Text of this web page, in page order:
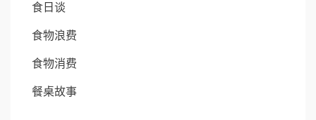
食日谈
食物浪费
食物消费
餐桌故事